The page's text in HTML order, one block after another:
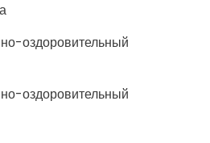
оздоровительный
оздоровительный